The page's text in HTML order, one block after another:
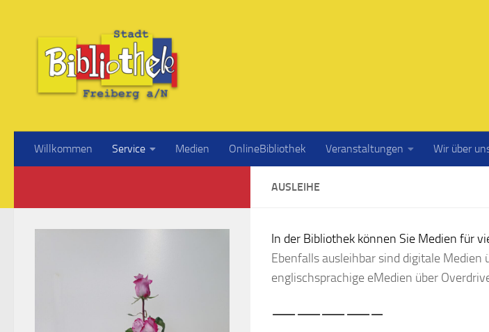
Willkommen Service Medien OnlineBibliothek Veranstaltungen Wir über
AUSLEIHE
In der Bibliothek können Sie Medien für
Ebenfalls ausleihbar sind digitale Medien
englischsprachige eMedien über
————–